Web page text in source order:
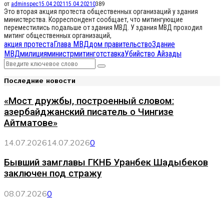
от adminspec15.04.2021 15.04.20210389
Это вторая акция протеста общественных организаций у здания
министерства. Корреспондент сообщает, что митингующие
переместились подальше от здания МВД. У здания МВД проходил
митинг общественных организаций,
акция протестаГлава МВДдом правительствоЗдание
МВДмилицияминистрмитинготставкаУбийство Айзады
Search
for:
Search
Последние новости
«Мост дружбы, построенный словом:
азербайджанский писатель о Чингизе
Айтматове»
14.07.202614.07.20260
Бывший замглавы ГКНБ Уранбек Шадыбеков
заключен под стражу
08.07.20260